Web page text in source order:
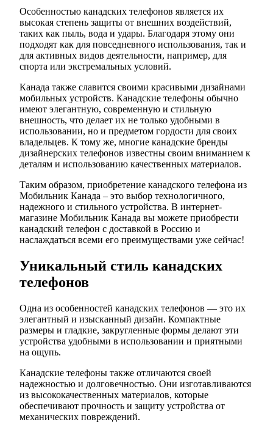
Особенностью канадских телефонов является их
высокая степень защиты от внешних воздействий,
таких как пыль, вода и удары. Благодаря этому они
подходят как для повседневного использования, так и
для активных видов деятельности, например, для
спорта или экстремальных условий.
Канада также славится своими красивыми дизайнами
мобильных устройств. Канадские телефоны обычно
имеют элегантную, современную и стильную
внешность, что делает их не только удобными в
использовании, но и предметом гордости для своих
владельцев. К тому же, многие канадские бренды
дизайнерских телефонов известны своим вниманием к
деталям и использованию качественных материалов.
Таким образом, приобретение канадского телефона из
Мобильник Канада – это выбор технологичного,
надежного и стильного устройства. В интернет-
магазине Мобильник Канада вы можете приобрести
канадский телефон с доставкой в Россию и
наслаждаться всеми его преимуществами уже сейчас!
Уникальный стиль канадских
телефонов
Одна из особенностей канадских телефонов — это их
элегантный и изысканный дизайн. Компактные
размеры и гладкие, закругленные формы делают эти
устройства удобными в использовании и приятными
на ощупь.
Канадские телефоны также отличаются своей
надежностью и долговечностью. Они изготавливаются
из высококачественных материалов, которые
обеспечивают прочность и защиту устройства от
механических повреждений.